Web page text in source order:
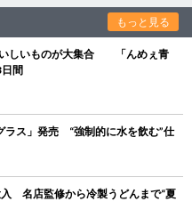
もっと見る
いしいものが大集合 「んめぇ青
間
ラス」発売 “強制的に水を飲む”仕
名店監修から冷製うどんまで“夏